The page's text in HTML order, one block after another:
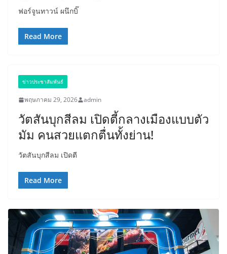
ฟอร์จูนทาวน์ ผนึกบิ๊
Read More
ข่าวประชาสัมพันธ์
พฤษภาคม 29, 2026 admin
วัตสันบุกสีลม เปิดตี้กลางเมืองแบบตัว
มัม คนสวยแตกตื่นทั้งย่าน!
วัตสันบุกสีลม เปิดตี
Read More